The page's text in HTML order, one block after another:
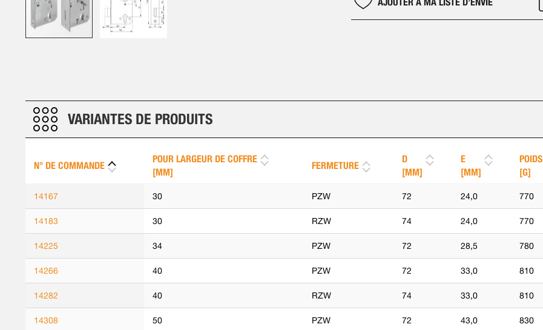
of
the
images
VARIANTES DE PRODUITS
N° DE COMMANDE
POUR LARGEUR DE COFFRE
[MM]
FERMETURE
D
[MM]
E
[MM]
POIDS
[G]
14167 30 PZW 72 24,0 770
14183 30 RZW 74 24,0 770
14225 34 PZW 72 28,5 780
14266 40 PZW 72 33,0 810
14282 40 RZW 74 33,0 810
14308 50 PZW 72 43,0 830